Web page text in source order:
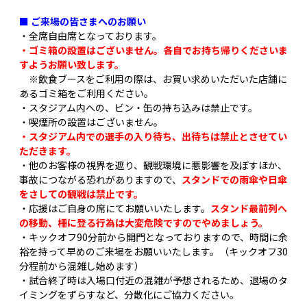
■ ご来場の皆さまへのお願い
・全席自由席となっております。
・ゴミ箱の設置はございません。各自でお持ち帰りくださいま
すようお願い致します。
※飲食ブースをご利用の際は、お買い求めいただいた店舗に
あるゴミ箱をご利用ください。
・スタジアム内への、ビン・缶の持ち込みは禁止です。
・喫煙所の設置はございません。
・スタジアム内での選手の入り待ち、出待ちは禁止とさせてい
ただきます。
・他のお客様の視界を遮り、観戦環境に悪影響を及ぼすほか、
事故につながる恐れがありますので、 スタンドでの雨傘や日傘
をさしての観戦は禁止です。
・応援はご自身の席にてお願いいたします。 スタンド最前列へ
の移動、柵に登る行為は大変危険ですのでやめましょう。
・キックオフ90分前から開門となっておりますので、時間に余
裕を持って早めのご来場をお願いいたします。（キックオフ30
分程前から混雑し始めます）
・試合終了時は入場口付近の混雑が予想されるため、退場のタ
イミングをずらすなど、分散化にご協力ください。